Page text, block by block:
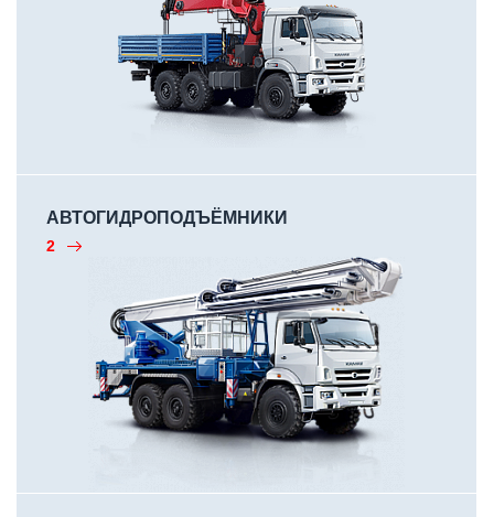
АВТОГИДРОПОДЪЁМНИКИ
2